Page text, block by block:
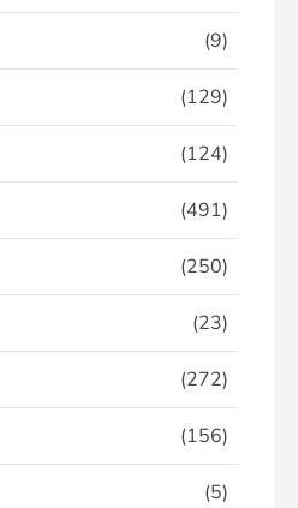
(9)
(129)
(124)
(491)
(250)
(23)
(272)
(156)
(5)